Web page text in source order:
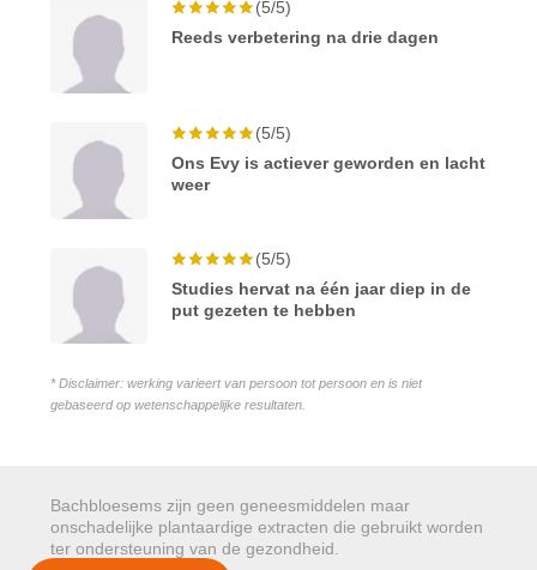
(5/5)
Reeds verbetering na drie dagen
(5/5)
Ons Evy is actiever geworden en lacht
weer
(5/5)
Studies hervat na één jaar diep in de
put gezeten te hebben
* Disclaimer: werking varieert van persoon tot persoon en is niet
gebaseerd op wetenschappelijke resultaten.
Bachbloesems zijn geen geneesmiddelen maar
onschadelijke plantaardige extracten die gebruikt worden
ter ondersteuning van de gezondheid.